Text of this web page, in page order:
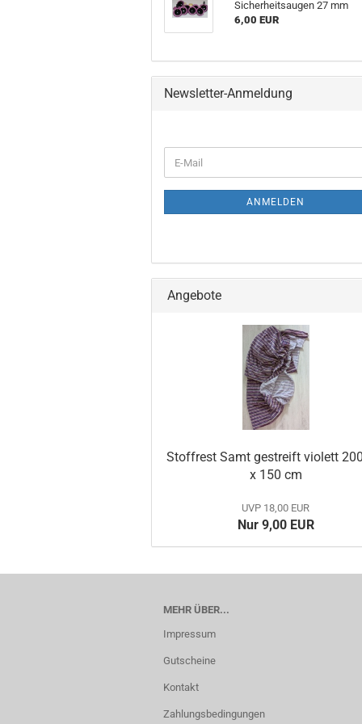
Sicherheitsaugen 27 mm
6,00 EUR
Newsletter-Anmeldung
ZUR
E-
Mail
ANMELDEN
Angebote
Stoffrest Samt gestreift violett
x 150 cm
UVP 18,00 EUR
Nur 9,00 EUR
MEHR ÜBER...
Impressum
Gutscheine
Kontakt
Zahlungsbedingungen